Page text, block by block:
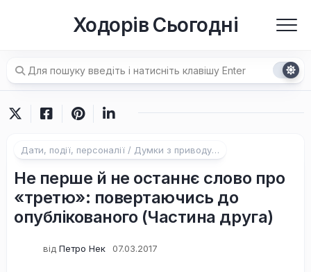
Ходорів Сьогодні
Дати, події, персоналії / Думки з приводу…
Не перше й не останнє слово про
«третю»: повертаючись до
опублікованого (Частина друга)
від Петро Нек 07.03.2017